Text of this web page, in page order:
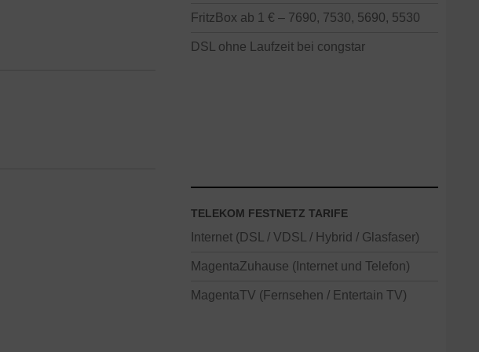
FritzBox ab 1 € – 7690, 7530, 5690, 5530
DSL ohne Laufzeit bei congstar
TELEKOM FESTNETZ TARIFE
Internet (DSL / VDSL / Hybrid / Glasfaser)
MagentaZuhause (Internet und Telefon)
MagentaTV (Fernsehen / Entertain TV)